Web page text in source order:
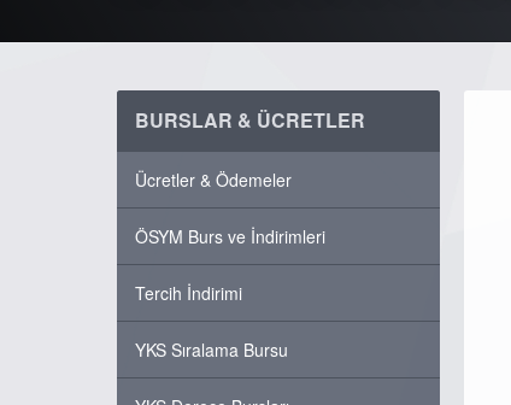
BURSLAR & ÜCRETLER
Ücretler & Ödemeler
ÖSYM Burs ve İndirimleri
Tercih İndirimi
YKS Sıralama Bursu